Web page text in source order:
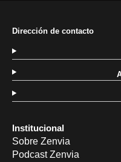
Institucional
Sobre Zenvia
Podcast Zenvia
Dirección de contacto